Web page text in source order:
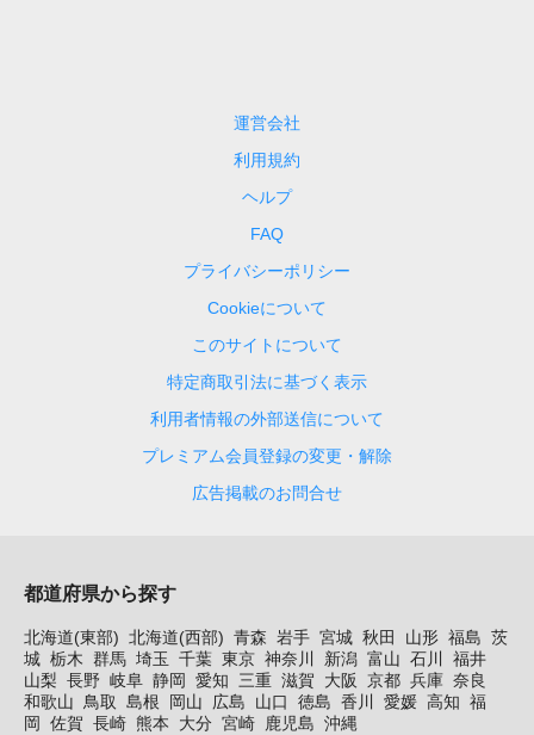
運営会社
利用規約
ヘルプ
FAQ
プライバシーポリシー
Cookieについて
このサイトについて
特定商取引法に基づく表示
利用者情報の外部送信について
プレミアム会員登録の変更・解除
広告掲載のお問合せ
都道府県から探す
北海道(東部) 北海道(西部) 青森 岩手 宮城 秋田 山形 福島 茨
城 栃木 群馬 埼玉 千葉 東京 神奈川 新潟 富山 石川
福井
山梨 長野 岐阜 静岡 愛知 三重 滋賀 大阪 京都 兵庫 奈良
和歌山 鳥取 島根 岡山 広島 山口 徳島 香川 愛媛 高知 福
岡
佐賀 長崎 熊本 大分 宮崎 鹿児島 沖縄